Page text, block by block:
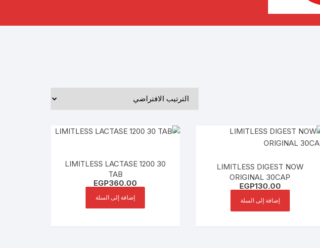
LIMITLESS DIGEST NOW
ORIGINAL 30CAP
EGP130.00
إضافة إلى السلة
LIMITLESS LACTASE 1200 30
TAB
EGP360.00
إضافة إلى السلة